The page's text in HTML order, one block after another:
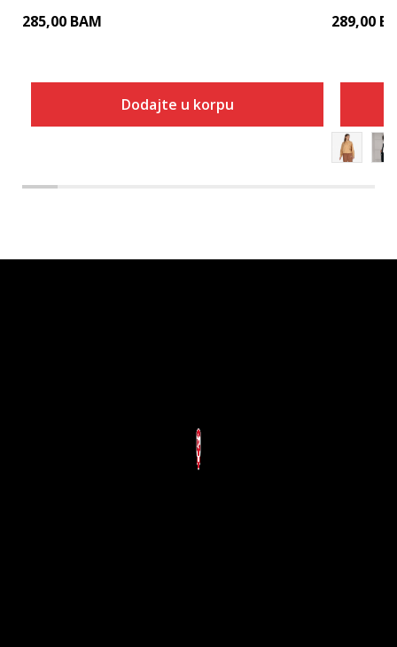
285,00 BAM
Dodajte u korpu
289,00